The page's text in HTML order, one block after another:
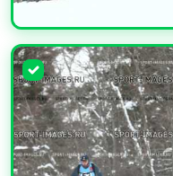
УВЕЛИЧИТЬ